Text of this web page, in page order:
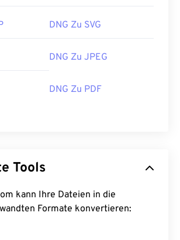
DNG Zu SVG
DNG Zu JPEG
DNG Zu PDF
Tools
kann Ihre Dateien in die
Formate konvertieren: